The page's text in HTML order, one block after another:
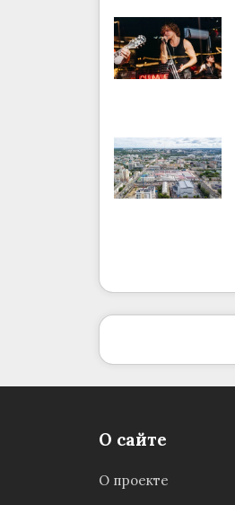
О сайте
О проекте